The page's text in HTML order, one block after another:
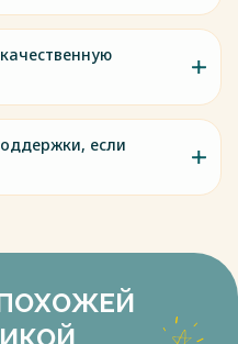
если